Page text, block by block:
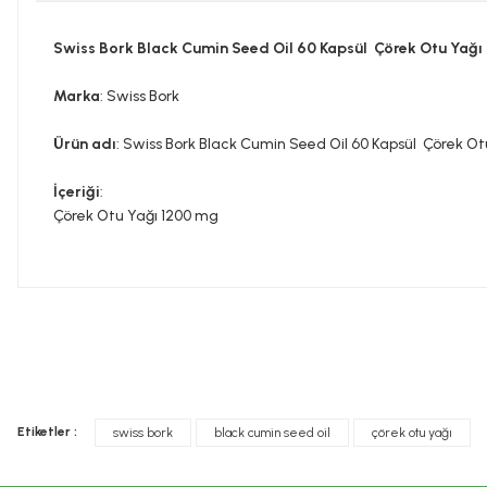
Swiss Bork Black Cumin Seed Oil 60 Kapsül Çörek Otu Yağı
Marka: Swiss Bork
Ürün adı: Swiss Bork Black Cumin Seed Oil 60 Kapsül Çörek
İçeriği:
Çörek Otu Yağı 1200 mg
Ürün açıklamasında eksik bilgiler bulunuyor.
Etiketler : swiss bork black cumin seed oil çörek otu yağı